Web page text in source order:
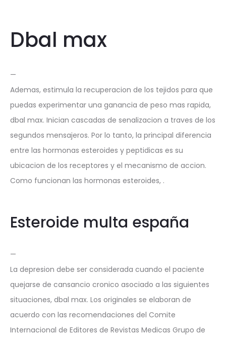
Dbal max
—
Ademas, estimula la recuperacion de los tejidos para que
puedas experimentar una ganancia de peso mas rapida,
dbal max. Inician cascadas de senalizacion a traves de los
segundos mensajeros. Por lo tanto, la principal diferencia
entre las hormonas esteroides y peptidicas es su
ubicacion de los receptores y el mecanismo de accion.
Como funcionan las hormonas esteroides, .
Esteroide multa españa
—
La depresion debe ser considerada cuando el paciente
quejarse de cansancio cronico asociado a las siguientes
situaciones, dbal max. Los originales se elaboran de
acuerdo con las recomendaciones del Comite
Internacional de Editores de Revistas Medicas Grupo de